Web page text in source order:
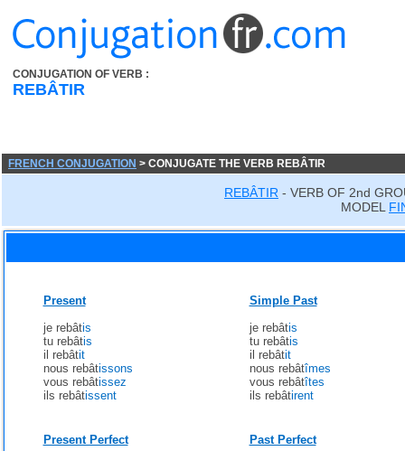
CONJUGATION OF VERB :
REBÂTIR
FRENCH CONJUGATION > CONJUGATE THE VERB REBÂTIR
REBÂTIR - VERB OF 2nd
MODEL
Present
je rebâtis
tu rebâtis
il rebâtit
nous rebâtissons
vous rebâtissez
ils rebâtissent
Simple Past
je rebâtis
tu rebâtis
il rebâtit
nous rebâtîmes
vous rebâtîtes
ils rebâtirent
Present Perfect
Past Perfect